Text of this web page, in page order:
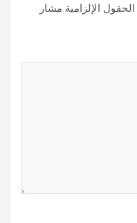
الحقول الإلزامية مشار